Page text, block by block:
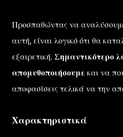
Προσπαθώντας να
αυτή, είναι λογικό ότι θα
εξαιρετική. Σημαντικότερο
απομυθοποιήσουμε και να
αποφασίσεις τελικά να την
Χαρακτηριστικά